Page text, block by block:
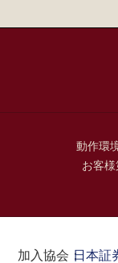
動作環
お客
加入協会：日本証